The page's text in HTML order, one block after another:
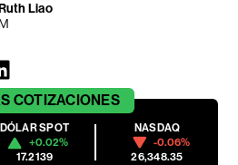
Liao
COTIZACIONES
DÓLAR SPOT
+0.02%
17.2139
NASDAQ
-0.06%
26,348.35